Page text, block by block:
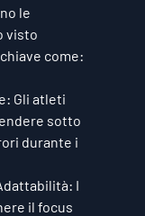
le
visto
come:
Gli atleti
sotto
durante i
I
il focus